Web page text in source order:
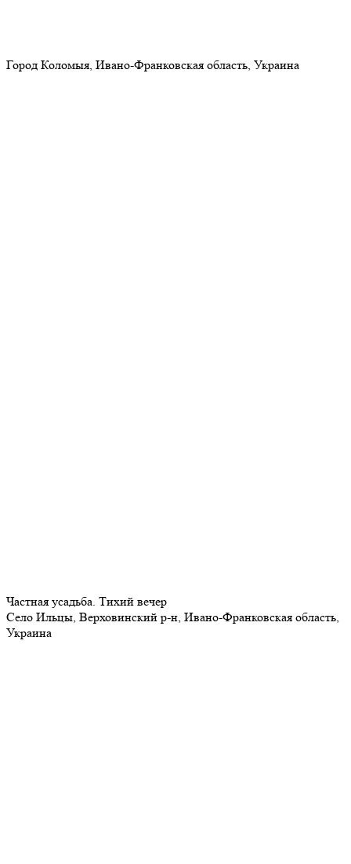
Город Коломыя, Ивано-Франковская область, Украина
Частная усадьба. Тихий вечер
Село Ильцы, Верховинский р-н, Ивано-Франковская область,
Украина